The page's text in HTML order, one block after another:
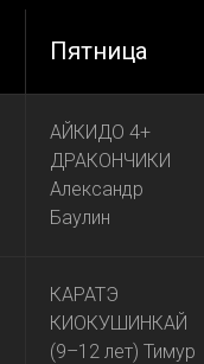
Пятница
АЙКИДО 4+
ДРАКОНЧИКИ
Александр
Баулин
КАРАТЭ
КИОКУШИНКАЙ
(9–12 лет) Тимур